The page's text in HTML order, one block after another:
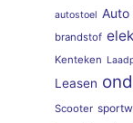
autostoel Auto
brandstof
Kenteken
Leasen
Scooter